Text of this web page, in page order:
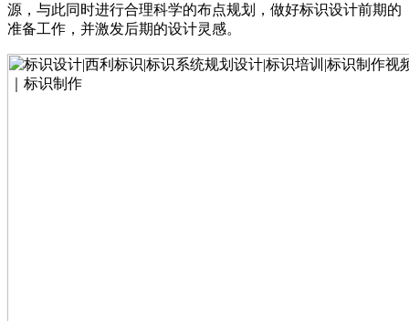
源，与此同时进行合理科学的布点规划，做好标识设计前期的
准备工作，并激发后期的设计灵感。